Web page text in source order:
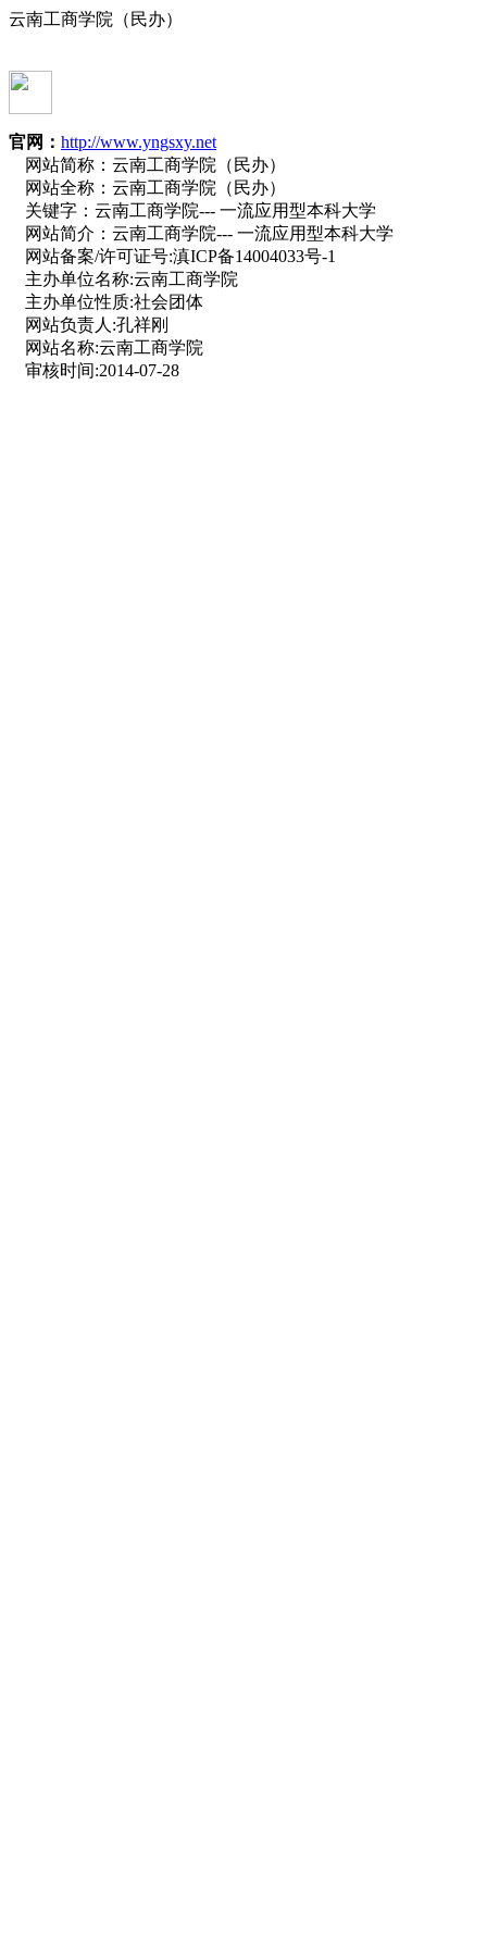
云南工商学院（民办）
官网： http://www.yngsxy.net
网站简称： 云南工商学院（民办）
网站全称： 云南工商学院（民办）
关键字： 云南工商学院--- 一流应用型本科大学
网站简介： 云南工商学院--- 一流应用型本科大学
网站备案/许可证号:滇ICP备14004033号-1
主办单位名称:云南工商学院
主办单位性质:社会团体
网站负责人:孔祥刚
网站名称:云南工商学院
审核时间:2014-07-28